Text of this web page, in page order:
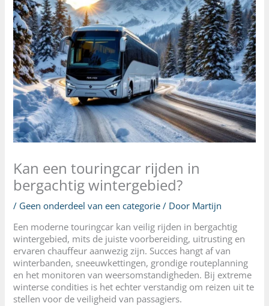
Kan een touringcar rijden in
bergachtig wintergebied?
/ Geen onderdeel van een categorie / Door Martijn
Een moderne touringcar kan veilig rijden in bergachtig
wintergebied, mits de juiste voorbereiding, uitrusting en
ervaren chauffeur aanwezig zijn. Succes hangt af van
winterbanden, sneeuwkettingen, grondige routeplanning
en het monitoren van weersomstandigheden. Bij extreme
winterse condities is het echter verstandig om reizen uit te
stellen voor de veiligheid van passagiers.